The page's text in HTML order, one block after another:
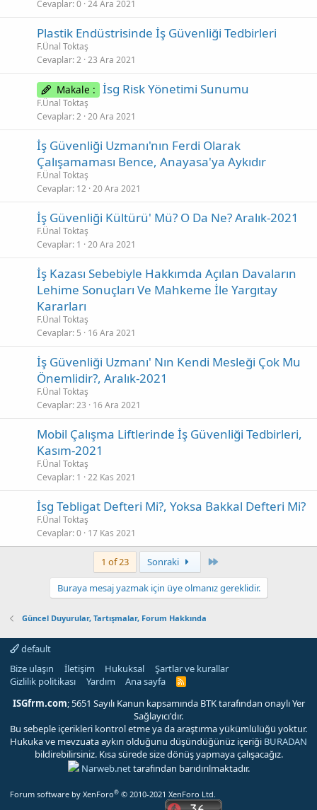
Cevaplar 0 24 Ara 2021
Plastik Endüstrisinde İş Güvenliği Tedbirleri
F.Ünal Toktaş
Cevaplar 2 23 Ara 2021
Makale : İsg Risk Yönetimi Sunumu
F.Ünal Toktaş
Cevaplar 2 20 Ara 2021
İş Güvenliği Uzmanı'nın Ferdi Olarak
Çalışamaması Bence, Anayasa'ya Aykıdır
F.Ünal Toktaş
Cevaplar 12 20 Ara 2021
İş Güvenliği Kültürü' Mü? O Da Ne? Aralık-2021
F.Ünal Toktaş
Cevaplar 1 20 Ara 2021
İş Kazası Sebebiyle Hakkımda Açılan Davaların
Lehime Sonuçları Ve Mahkeme İle Yargıtay
Kararları
F.Ünal Toktaş
Cevaplar 5 16 Ara 2021
İş Güvenliği Uzmanı' Nın Kendi Mesleği Çok Mu
Önemlidir?, Aralık-2021
F.Ünal Toktaş
Cevaplar 23 16 Ara 2021
Mobil Çalışma Liftlerinde İş Güvenliği Tedbirleri,
Kasım-2021
F.Ünal Toktaş
Cevaplar 1 22 Kas 2021
İsg Tebligat Defteri Mi?, Yoksa Bakkal Defteri Mi?
F.Ünal Toktaş
Cevaplar 0 17 Kas 2021
1 of 23 Sonraki
Buraya mesaj yazmak için üye olmanız gereklidir.
Güncel Duyurular, Tartışmalar, Forum Hakkında
default
Bize ulaşın
İletişim Hukuksal
Şartlar ve kurallar
Gizlilik politikası
Yardım Ana sayfa
R
S
ISGfrm.com; 5651 Sayılı Kanun kapsamında BTK tarafından onaylı Yer
Sağlayıcı'dır.
Bu sebeple içerikleri kontrol etme ya da araştırma yükümlülüğü yoktur.
Hukuka ve mevzuata aykırı olduğunu düşündüğünüz içeriği BURADAN
bildirebilirsiniz. Kısa sürede size dönüş yapmaya çalışacağız.
Narweb.nettarafından barıdırılmaktadır.
Forum software by XenForo® © 2010-2021 XenForo Ltd.